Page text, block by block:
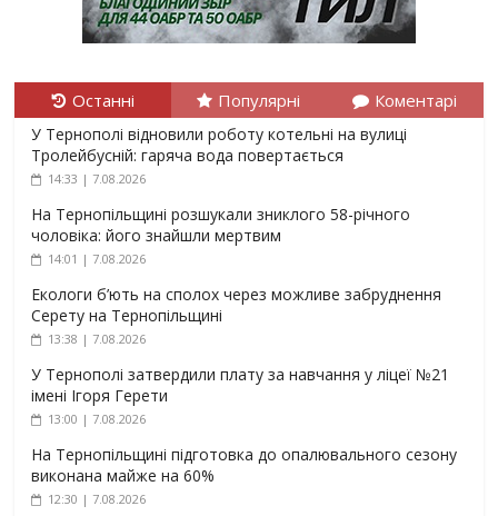
Останні Популярні Коментарі
У Тернополі відновили роботу котельні на вулиці
Тролейбусній: гаряча вода повертається
14:33 | 7.08.2026
На Тернопільщині розшукали зниклого 58-річного
чоловіка: його знайшли мертвим
14:01 | 7.08.2026
Екологи б’ють на сполох через можливе забруднення
Серету на Тернопільщині
13:38 | 7.08.2026
У Тернополі затвердили плату за навчання у ліцеї №21
імені Ігоря Герети
13:00 | 7.08.2026
На Тернопільщині підготовка до опалювального сезону
виконана майже на 60%
12:30 | 7.08.2026